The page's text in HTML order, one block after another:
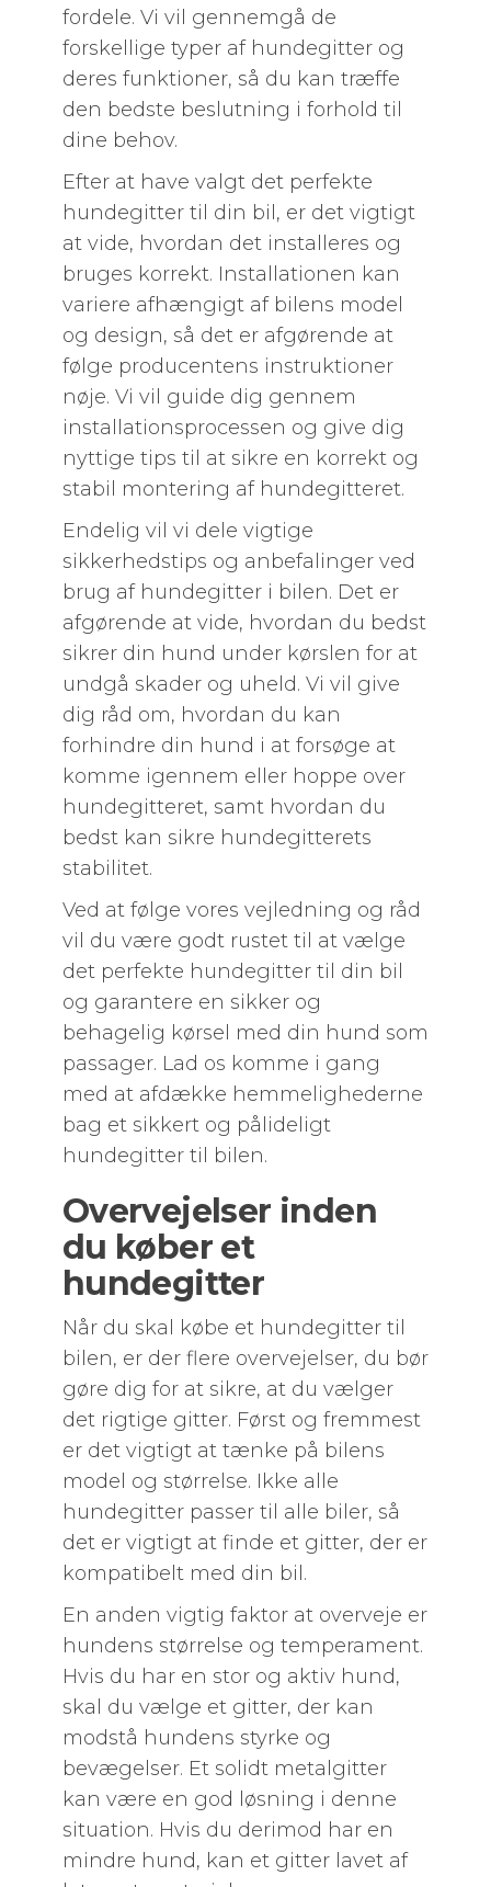
fordele. Vi vil gennemgå de
forskellige typer af hundegitter og
deres funktioner, så du kan træffe
den bedste beslutning i forhold til
dine behov.
Efter at have valgt det perfekte
hundegitter til din bil, er det vigtigt
at vide, hvordan det installeres og
bruges korrekt. Installationen kan
variere afhængigt af bilens model
og design, så det er afgørende at
følge producentens instruktioner
nøje. Vi vil guide dig gennem
installationsprocessen og give dig
nyttige tips til at sikre en korrekt og
stabil montering af hundegitteret.
Endelig vil vi dele vigtige
sikkerhedstips og anbefalinger ved
brug af hundegitter i bilen. Det er
afgørende at vide, hvordan du bedst
sikrer din hund under kørslen for at
undgå skader og uheld. Vi vil give
dig råd om, hvordan du kan
forhindre din hund i at forsøge at
komme igennem eller hoppe over
hundegitteret, samt hvordan du
bedst kan sikre hundegitterets
stabilitet.
Ved at følge vores vejledning og råd
vil du være godt rustet til at vælge
det perfekte hundegitter til din bil
og garantere en sikker og
behagelig kørsel med din hund som
passager. Lad os komme i gang
med at afdække hemmelighederne
bag et sikkert og pålideligt
hundegitter til bilen.
Overvejelser inden
du køber et
hundegitter
Når du skal købe et hundegitter til
bilen, er der flere overvejelser, du bør
gøre dig for at sikre, at du vælger
det rigtige gitter. Først og fremmest
er det vigtigt at tænke på bilens
model og størrelse. Ikke alle
hundegitter passer til alle biler, så
det er vigtigt at finde et gitter, der er
kompatibelt med din bil.
En anden vigtig faktor at overveje er
hundens størrelse og temperament.
Hvis du har en stor og aktiv hund,
skal du vælge et gitter, der kan
modstå hundens styrke og
bevægelser. Et solidt metalgitter
kan være en god løsning i denne
situation. Hvis du derimod har en
mindre hund, kan et gitter lavet af